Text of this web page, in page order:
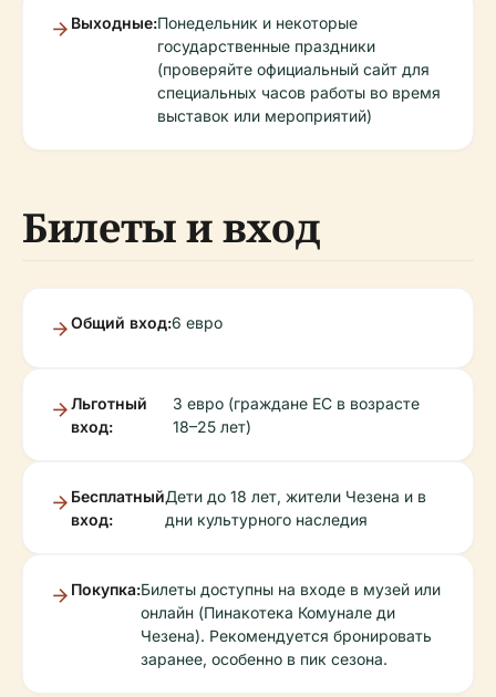
Выходные:Понедельник и некоторые
государственные праздники
(проверяйте официальный сайт для
специальных часов работы во время
выставок или мероприятий)
Билеты и вход
Общий вход:6 евро
Льготный
вход:
3 евро (граждане ЕС в возрасте
18–25 лет)
Бесплатный
вход:
Дети до 18 лет, жители Чезена и в
дни культурного наследия
Покупка:Билеты доступны на входе в музей или
онлайн (Пинакотека Комунале ди
Чезена). Рекомендуется бронировать
заранее, особенно в пик сезона.